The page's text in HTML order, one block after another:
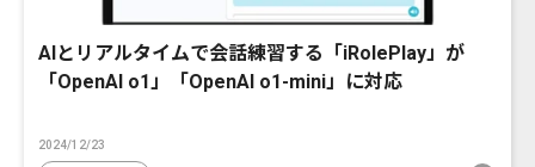
AIとリアルタイムで会話練習する「iRolePlay」が
「OpenAI o1」「OpenAI o1-mini」に対応
2024/12/23